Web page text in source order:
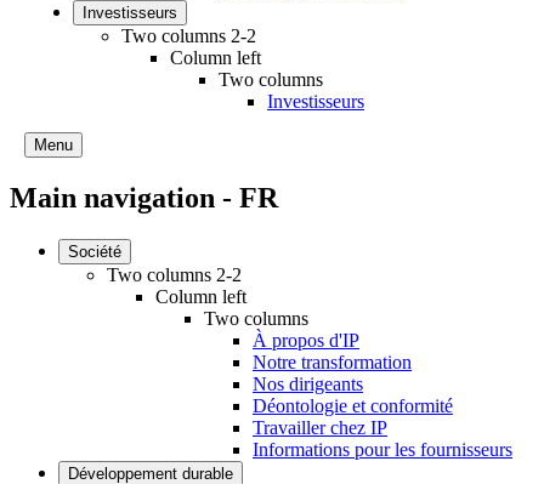
Investisseurs
Two columns 2-2
Column left
Two columns
Investisseurs
Menu
Main navigation - FR
Société
Two columns 2-2
Column left
Two columns
À propos d'IP
Notre transformation
Nos dirigeants
Déontologie et conformité
Travailler chez IP
Informations pour les fournisseurs
Développement durable